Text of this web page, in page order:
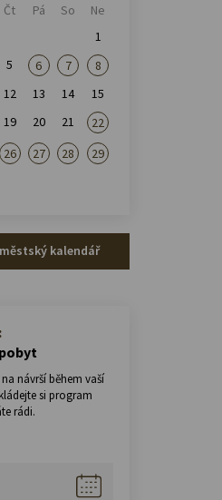
Čt Pá So
Ne
1
5 6 7
8
12 13 14
15
19 20 21
22
26 27 28
29
kalendář
návrší během vaší
si program
rádi.